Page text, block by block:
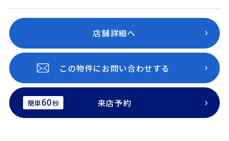
店舗詳細へ
この物件にお問い合わせする
簡単60秒 来店予約